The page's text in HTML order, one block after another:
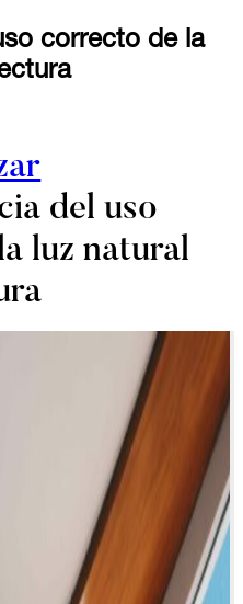
correcto de la
del uso
luz natural